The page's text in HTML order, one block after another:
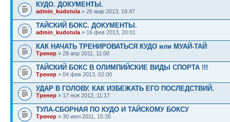
КУДО. ДОКУМЕНТЫ.
admin_kudotula » 26 мар 2013, 19:47
ТАЙСКИЙ БОКС. ДОКУМЕНТЫ.
admin_kudotula » 16 фев 2013, 20:01
КАК НАЧАТЬ ТРЕНИРОВАТЬСЯ КУДО или МУАЙ-ТАЙ
Тренер » 29 апр 2011, 11:00
ТАЙСКИЙ БОКС В ОЛИМПИЙСКИЕ ВИДЫ СПОРТА !!!
Тренер » 04 фев 2013, 02:00
УДАР В ГОЛОВУ. КАК ИЗБЕЖАТЬ ЕГО ПОСЛЕДСТВИЙ.
Тренер » 17 ноя 2012, 11:17
ТУЛА-СБОРНАЯ ПО КУДО И ТАЙСКОМУ БОКСУ
Тренер » 30 июл 2011, 15:35